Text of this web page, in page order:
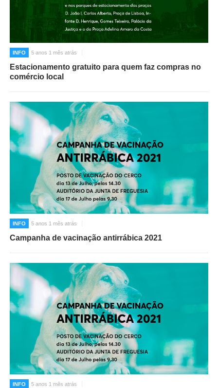
APOIO AOS DESEMPREGADOS
OFERTAS DE EMPREGO
CONTACTO E HORÁRIO GIP
INFO 5 anos 1 mês atrás
Estacionamento gratuito para quem faz compras no
comércio local
INFO 5 anos 1 mês atrás
Campanha de vacinação antirrábica 2021
INFO 5 anos 1 mês atrás